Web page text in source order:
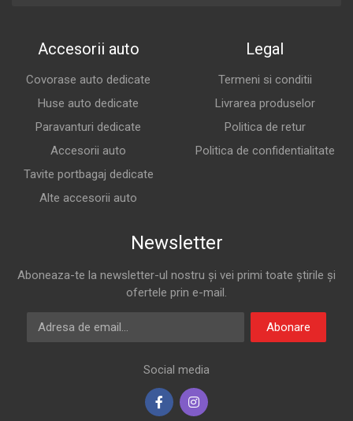
Accesorii auto
Covorase auto dedicate
Huse auto dedicate
Paravanturi dedicate
Accesorii auto
Tavite portbagaj dedicate
Alte accesorii auto
Legal
Termeni si conditii
Livrarea produselor
Politica de retur
Politica de confidentialitate
Newsletter
Aboneaza-te la newsletter-ul nostru și vei primi toate știrile și
ofertele prin e-mail.
Adresa de email
Abonare
Social media